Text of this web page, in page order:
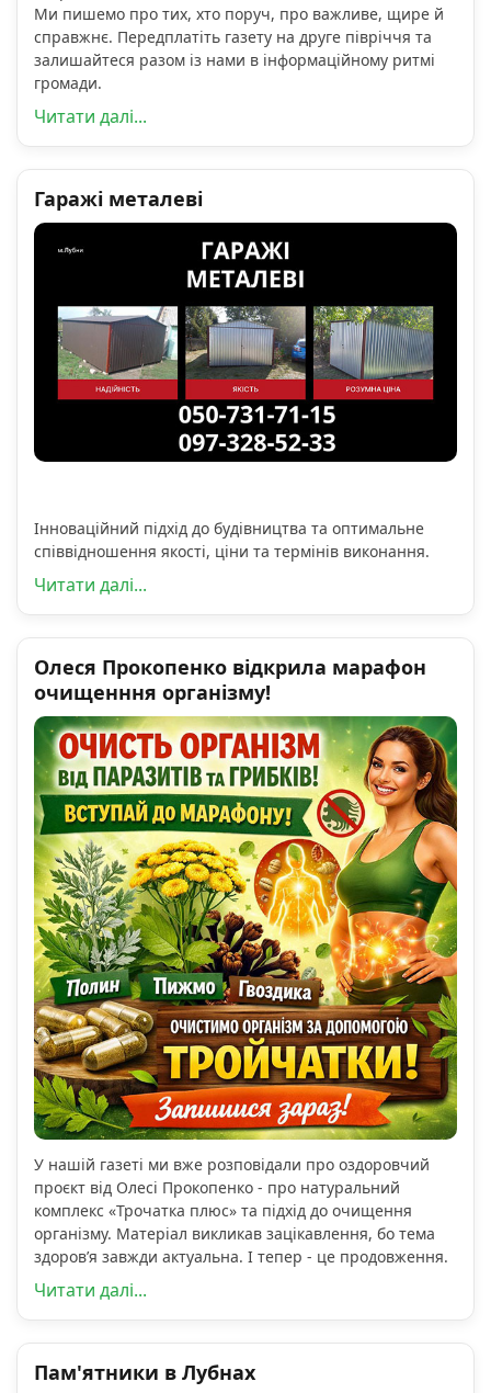
Ми пишемо про тих, хто поруч, про важливе, щире й
справжнє. Передплатіть газету на друге півріччя та
залишайтеся разом із нами в інформаційному ритмі
громади.
Читати далі...
Гаражі металеві
Інноваційний підхід до будівництва та оптимальне
співвідношення якості, ціни та термінів виконання.
Читати далі...
Олеся Прокопенко відкрила марафон
очищенння організму!
У нашій газеті ми вже розповідали про оздоровчий
проєкт від Олесі Прокопенко - про натуральний
комплекс «Трочатка плюс» та підхід до очищення
організму. Матеріал викликав зацікавлення, бо тема
здоров’я завжди актуальна. І тепер - це продовження.
Читати далі...
Пам'ятники в Лубнах